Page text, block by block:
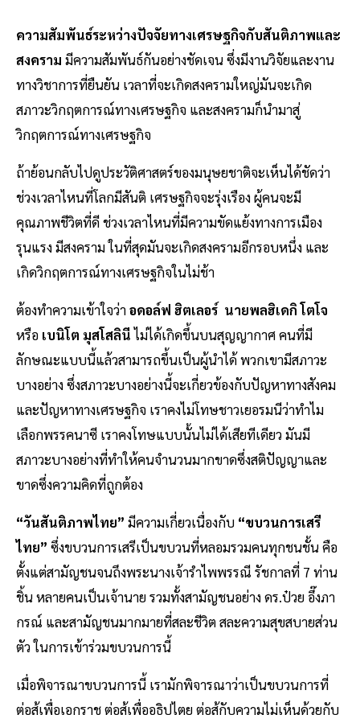
ความสัมพันธ์ระหว่างปัจจัยทางเศรษฐกิจกับสันติภาพและ
สงคราม มีความสัมพันธ์กันอย่างชัดเจน ซึ่งมีงานวิจัยและงาน
ทางวิชาการที่ยืนยัน เวลาที่จะเกิดสงครามใหญ่มันจะเกิด
สภาวะวิกฤตการณ์ทางเศรษฐกิจ และสงครามก็นำมาสู่
วิกฤตการณ์ทางเศรษฐกิจ
ถ้าย้อนกลับไปดูประวัติศาสตร์ของมนุษยชาติจะเห็นได้ชัดว่า
ช่วงเวลาไหนที่โลกมีสันติ เศรษฐกิจจะรุ่งเรือง ผู้คนจะมี
คุณภาพชีวิตที่ดี ช่วงเวลาไหนที่มีความขัดแย้งทางการเมือง
รุนแรง มีสงคราม ในที่สุดมันจะเกิดสงครามอีกรอบหนึ่ง และ
เกิดวิกฤตการณ์ทางเศรษฐกิจในไม่ช้า
ต้องทำความเข้าใจว่าอดอล์ฟ ฮิตเลอร์ นายพลฮิเดกิ โตโจ
หรือ เบนิโต มุสโสลินีไม่ได้เกิดขึ้นบนสุญญากาศ คนที่มี
ลักษณะแบบนี้แล้วสามารถขึ้นเป็นผู้นำได้ พวกเขามีสภาวะ
บางอย่าง ซึ่งสภาวะบางอย่างนี้จะเกี่ยวข้องกับปัญหาทางสังคม
และปัญหาทางเศรษฐกิจ เราคงไม่โทษชาวเยอรมนีว่าทำไม
เลือกพรรคนาซี เราคงโทษแบบนั้นไม่ได้เสียทีเดียว มันมี
สภาวะบางอย่างที่ทำให้คนจำนวนมากขาดซึ่งสติปัญญาและ
ขาดซึ่งความคิดที่ถูกต้อง
“วันสันติภาพไทย” มีความเกี่ยวเนื่องกับ “ขบวนการเสรี
ไทย” ซึ่งขบวนการเสรีเป็นขบวนที่หลอมรวมคนทุกชนชั้น คือ
ตั้งแต่สามัญชนจนถึงพระนางเจ้ารำไพพรรณี รัชกาลที่ 7 ท่าน
ชิ้น หลายคนเป็นเจ้านาย รวมทั้งสามัญชนอย่าง ดร.ป๋วย อึ๊งภา
กรณ์ และสามัญชนมากมายที่สละชีวิต สละความสุขสบายส่วน
ตัว ในการเข้าร่วมขบวนการนี้
เมื่อพิจารณาขบวนการนี้ เรามักพิจารณาว่าเป็นขบวนการที่
ต่อสู้เพื่อเอกราช ต่อสู้เพื่ออธิปไตย ต่อสู้กับความไม่เห็นด้วยกับ